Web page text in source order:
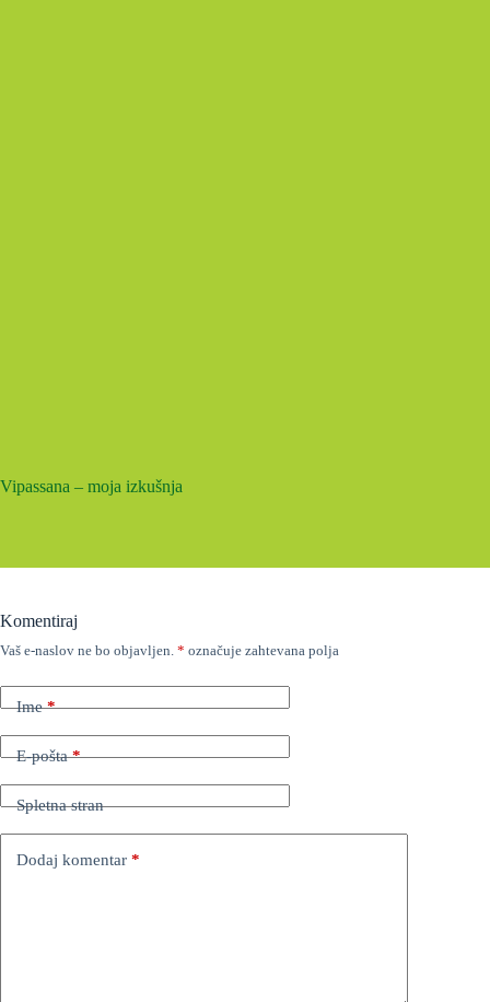
Vipassana – moja izkušnja
Komentiraj
Vaš e-naslov ne bo objavljen. * označuje zahtevana polja
Ime*
E-pošta*
Spletna stran
Dodaj komentar *